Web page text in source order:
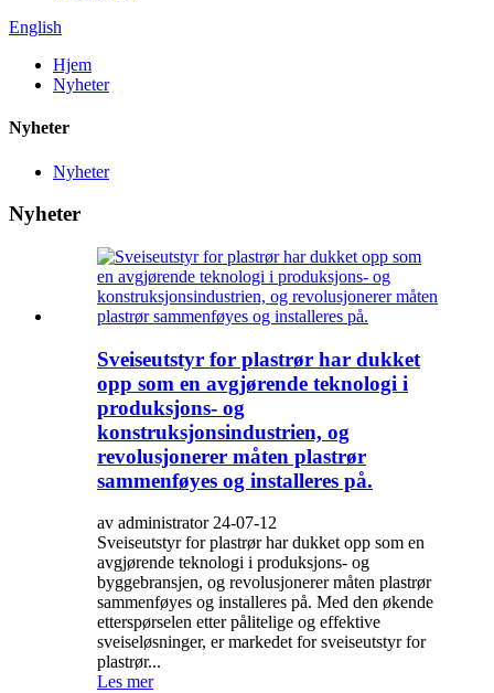
English
Hjem
Nyheter
Nyheter
Nyheter
Nyheter
Sveiseutstyr for plastrør har dukket
opp som en avgjørende teknologi i
produksjons- og
konstruksjonsindustrien, og
revolusjonerer måten plastrør
sammenføyes og installeres på.
av administrator 24-07-12
Sveiseutstyr for plastrør har dukket opp som en
avgjørende teknologi i produksjons- og
byggebransjen, og revolusjonerer måten plastrør
sammenføyes og installeres på. Med den økende
etterspørselen etter pålitelige og effektive
sveiseløsninger, er markedet for sveiseutstyr for
plastrør...
Les mer